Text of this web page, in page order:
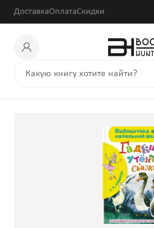
ДоставкаОплатаСкидки